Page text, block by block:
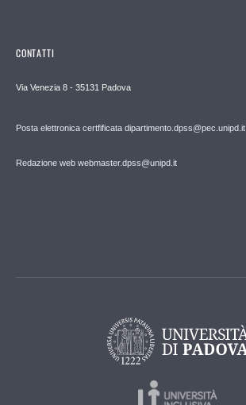
CONTATTI
Via Venezia 8 - 35131 Padova
Posta elettronica certfificata dipartimento.dpss@pec.unipd.it
Redazione web webmaster.dpss@unipd.it